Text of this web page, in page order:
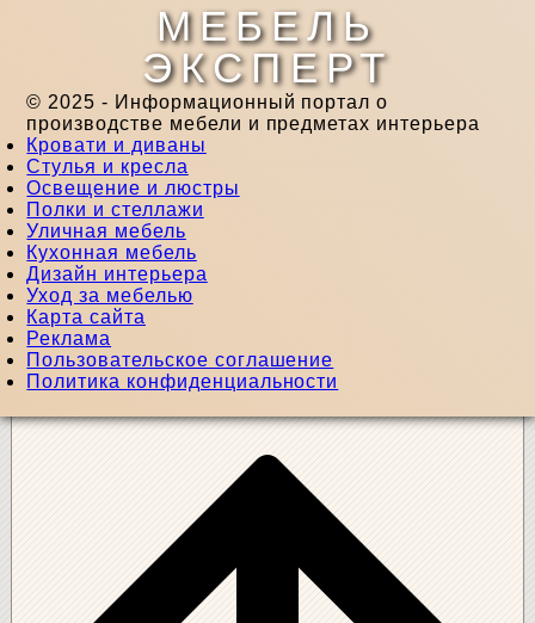
МЕБЕЛЬ
ЭКСПЕРТ
© 2025 - Информационный портал о
производстве мебели и предметах интерьера
Кровати и диваны
Стулья и кресла
Освещение и люстры
Полки и стеллажи
Уличная мебель
Кухонная мебель
Дизайн интерьера
Уход за мебелью
Карта сайта
Реклама
Пользовательское соглашение
Политика конфиденциальности